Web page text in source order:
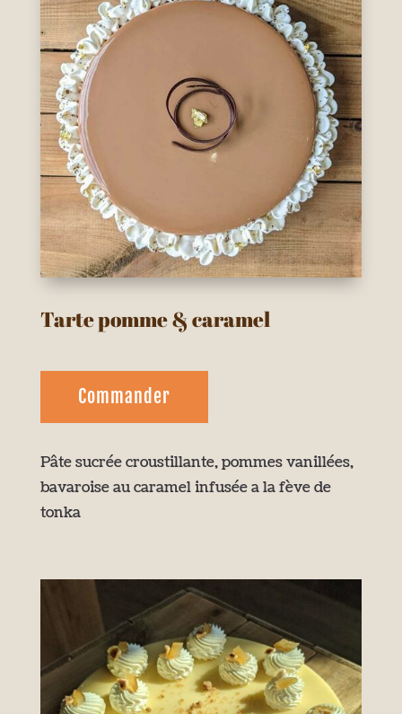
Tarte pomme & caramel
Commander
Pâte sucrée croustillante, pommes vanillées,
bavaroise au caramel infusée a la fève de
tonka